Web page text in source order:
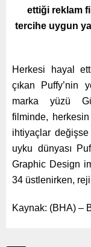
ettiği reklam
tercihe uygun
Herkesi hayal
çıkan Puffy’nin
marka yüzü
filminde, herkesin
ihtiyaçlar
uyku dünyası
Graphic Design
34 üstlenirken,
Kaynak: (BHA) –